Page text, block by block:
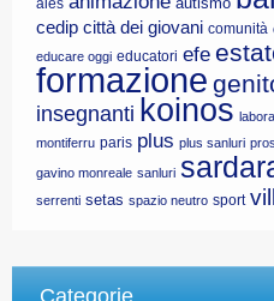
ales
cedip città dei giovani comunità
educare oggi educatori efe
formazione
insegnanti koinos
montiferru paris plus plus sanluri
gavino monreale sanluri
serrenti setas spazio neutro sport